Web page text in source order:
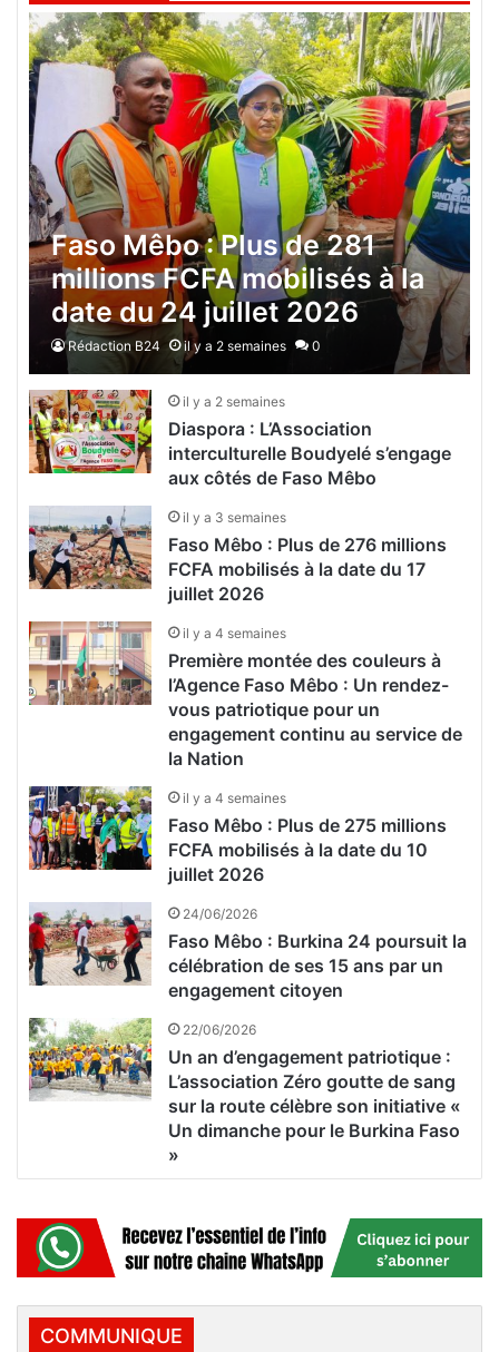
Faso Mêbo : Plus de 281
millions FCFA mobilisés à la
date du 24 juillet 2026
Rédaction B24 il y a 2 semaines 0
il y a 2 semaines
Diaspora : L’Association
interculturelle Boudyelé s’engage
aux côtés de Faso Mêbo
il y a 3 semaines
Faso Mêbo : Plus de 276 millions
FCFA mobilisés à la date du 17
juillet 2026
il y a 4 semaines
Première montée des couleurs à
l’Agence Faso Mêbo : Un rendez-
vous patriotique pour un
engagement continu au service de
la Nation
il y a 4 semaines
Faso Mêbo : Plus de 275 millions
FCFA mobilisés à la date du 10
juillet 2026
24/06/2026
Faso Mêbo : Burkina 24 poursuit la
célébration de ses 15 ans par un
engagement citoyen
22/06/2026
Un an d’engagement patriotique :
L’association Zéro goutte de sang
sur la route célèbre son initiative «
Un dimanche pour le Burkina Faso
»
COMMUNIQUE